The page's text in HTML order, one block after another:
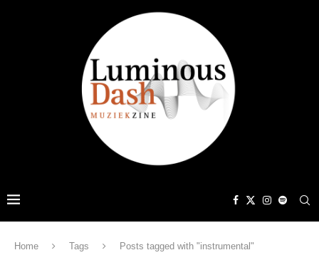
Home Tags Posts tagged with "instrumental"